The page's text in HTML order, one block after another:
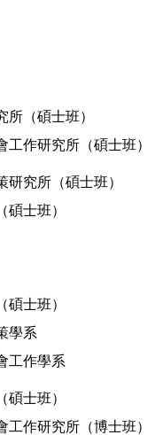
所（碩士班）
工作研究所（碩士班）
研究所（碩士班）
碩士班）
碩士班）
學系
工作學系
碩士班）
工作研究所（博士班）